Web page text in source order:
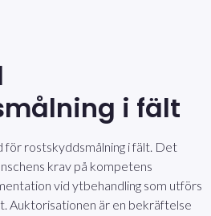
i fält
för rostskyddsmålning i fält. Det
krav på kompetens
vid ytbehandling som utförs
Auktorisationen är en bekräftelse